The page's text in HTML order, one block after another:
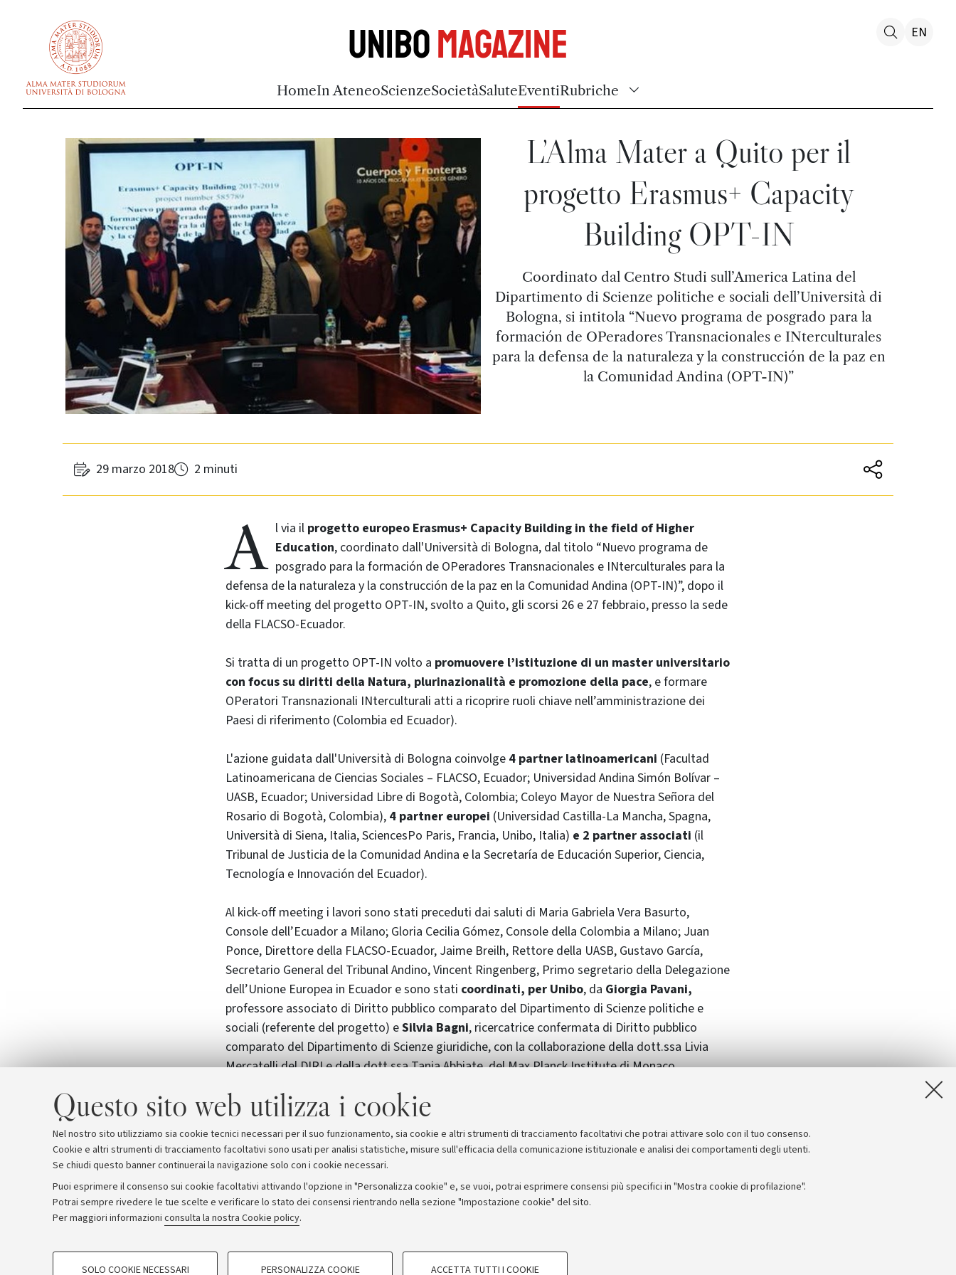
Questo sito web utilizza i cookie
Nel nostro sito utilizziamo sia cookie tecnici necessari per il suo funzionamento, sia cookie e altri strumenti di tracciamento facoltativi che potrai attivare solo con il tuo consenso.
Cookie e altri strumenti di tracciamento facoltativi sono usati per analisi statistiche, misure sull'efficacia della comunicazione istituzionale e analisi dei comportamenti degli utenti.
Se chiudi questo banner continuerai la navigazione solo con i cookie necessari.
Puoi esprimere il consenso sui cookie facoltativi attivando l'opzione in "Personalizza cookie" e, se vuoi, potrai esprimere consensi più specifici in "Mostra cookie di profilazione".
Potrai sempre rivedere le tue scelte e verificare lo stato dei consensi rientrando nella sezione "Impostazione cookie" del sito.
Per maggiori informazioni consulta la nostra Cookie policy.
COOKIE DI PROFILAZIONE - FACOLTATIVI COOKIE TECNICI - NECESSARI
SOLO COOKIE NECESSARI PERSONALIZZA COOKIE ACCETTA TUTTI I COOKIE
UniboMagazine
HomeIn AteneoScienzeSocietàSaluteEventiRubriche
EN
L’Alma Mater a Quito per il
progetto Erasmus+ Capacity
Building OPT-IN
Coordinato dal Centro Studi sull’America Latina del
Dipartimento di Scienze politiche e sociali dell’Università di
Bologna, si intitola “Nuevo programa de posgrado para la
formación de OPeradores Transnacionales e INterculturales
para la defensa de la naturaleza y la construcción de la paz en
la Comunidad Andina (OPT-IN)”
29 marzo 2018 2 minuti
A l via il progetto europeo Erasmus+ Capacity Building in the field of Higher
Education, coordinato dall'Università di Bologna, dal titolo “Nuevo programa de
posgrado para la formación de OPeradores Transnacionales e INterculturales para la
defensa de la naturaleza y la construcción de la paz en la Comunidad Andina (OPT-IN)”, dopo il
kick-off meeting del progetto OPT-IN, svolto a Quito, gli scorsi 26 e 27 febbraio, presso la sede
della FLACSO-Ecuador.
Si tratta di un progetto OPT-IN volto a promuovere l’istituzione di un master universitario
con focus su diritti della Natura, plurinazionalità e promozione della pace, e formare
OPeratori Transnazionali INterculturali atti a ricoprire ruoli chiave nell’amministrazione dei
Paesi di riferimento (Colombia ed Ecuador).
L'azione guidata dall'Università di Bologna coinvolge 4 partner latinoamericani (Facultad
Latinoamericana de Ciencias Sociales – FLACSO, Ecuador; Universidad Andina Simón Bolívar –
UASB, Ecuador; Universidad Libre di Bogotà, Colombia; Coleyo Mayor de Nuestra Señora del
Rosario di Bogotà, Colombia), 4 partner europei (Universidad Castilla-La Mancha, Spagna,
Università di Siena, Italia, SciencesPo Paris, Francia, Unibo, Italia) e 2 partner associati (il
Tribunal de Justicia de la Comunidad Andina e la Secretaría de Educación Superior, Ciencia,
Tecnología e Innovación del Ecuador).
Al kick-off meeting i lavori sono stati preceduti dai saluti di Maria Gabriela Vera Basurto,
Console dell’Ecuador a Milano; Gloria Cecilia Gómez, Console della Colombia a Milano; Juan
Ponce, Direttore della FLACSO-Ecuador, Jaime Breilh, Rettore della UASB, Gustavo García,
Secretario General del Tribunal Andino, Vincent Ringenberg, Primo segretario della Delegazione
dell’Unione Europea in Ecuador e sono stati coordinati, per Unibo, da Giorgia Pavani,
professore associato di Diritto pubblico comparato del Dipartimento di Scienze politiche e
sociali (referente del progetto) eSilvia Bagni, ricercatrice confermata di Diritto pubblico
comparato del Dipartimento di Scienze giuridiche, con la collaborazione della dott.ssa Livia
Mercatelli del DIRI e della dott.ssa Tania Abbiate, del Max Planck Institute di Monaco.
L'Alma Mater sarà particolarmente coinvolta nella fase di formazione dei docenti, dal 2 al 6
Archivio Comunicati stampa Redazione Rassegna stampa
© Copyright 2026 - ALMA MATER STUDIORUM - Università di Bologna - Via Zamboni, 33 - 40126 Bologna - PI: 01131710376 - CF: 80007010376